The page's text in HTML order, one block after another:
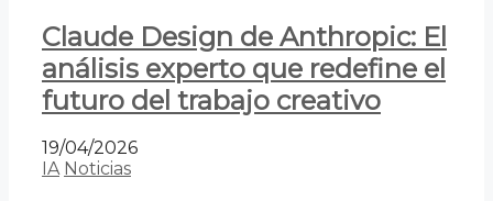
Claude Design de Anthropic: El
análisis experto que redefine el
futuro del trabajo creativo
19/04/2026
IA Noticias